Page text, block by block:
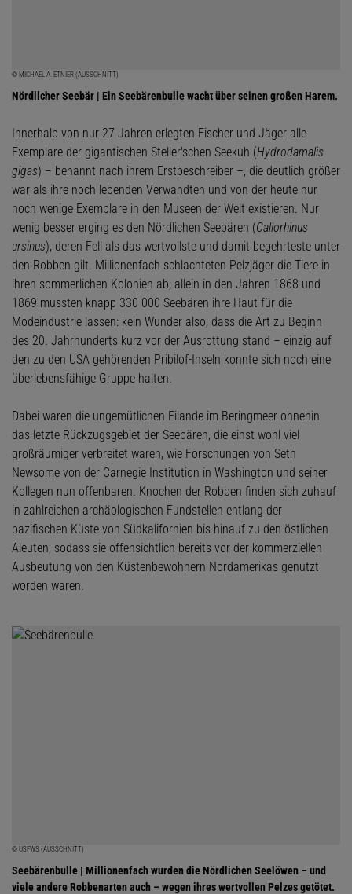
© MICHAEL A. ETNIER (AUSSCHNITT)
Nördlicher Seebär | Ein Seebärenbulle wacht über seinen großen Harem.
Innerhalb von nur 27 Jahren erlegten Fischer und Jäger alle
Exemplare der gigantischen Steller'schen Seekuh (Hydrodamalis
gigas) – benannt nach ihrem Erstbeschreiber –, die deutlich größer
war als ihre noch lebenden Verwandten und von der heute nur
noch wenige Exemplare in den Museen der Welt existieren. Nur
wenig besser erging es den Nördlichen Seebären (Callorhinus
ursinus), deren Fell als das wertvollste und damit begehrteste unter
den Robben gilt. Millionenfach schlachteten Pelzjäger die Tiere in
ihren sommerlichen Kolonien ab; allein in den Jahren 1868 und
1869 mussten knapp 330 000 Seebären ihre Haut für die
Modeindustrie lassen: kein Wunder also, dass die Art zu Beginn
des 20. Jahrhunderts kurz vor der Ausrottung stand – einzig auf
den zu den USA gehörenden Pribilof-Inseln konnte sich noch eine
überlebensfähige Gruppe halten.
Dabei waren die ungemütlichen Eilande im Beringmeer ohnehin
das letzte Rückzugsgebiet der Seebären, die einst wohl viel
großräumiger verbreitet waren, wie Forschungen von Seth
Newsome von der Carnegie Institution in Washington und seiner
Kollegen nun offenbaren. Knochen der Robben finden sich zuhauf
in zahlreichen archäologischen Fundstellen entlang der
pazifischen Küste von Südkalifornien bis hinauf zu den östlichen
Aleuten, sodass sie offensichtlich bereits vor der kommerziellen
Ausbeutung von den Küstenbewohnern Nordamerikas genutzt
worden waren.
© USFWS (AUSSCHNITT)
Seebärenbulle | Millionenfach wurden die Nördlichen Seelöwen – und
viele andere Robbenarten auch – wegen ihres wertvollen Pelzes getötet.